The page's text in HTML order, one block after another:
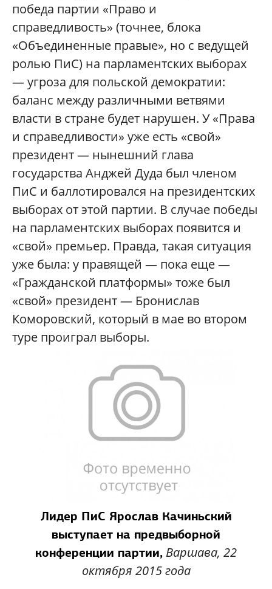
победа партии «Право и
справедливость» (точнее, блока
«Объединенные правые», но с ведущей
ролью ПиС) на парламентских выборах
— угроза для польской демократии:
баланс между различными ветвями
власти в стране будет нарушен. У «Права
и справедливости» уже есть «свой»
президент — нынешний глава
государства Анджей Дуда был членом
ПиС и баллотировался на президентских
выборах от этой партии. В случае победы
на парламентских выборах появится и
«свой» премьер. Правда, такая ситуация
уже была: у правящей — пока еще —
«Гражданской платформы» тоже был
«свой» президент — Бронислав
Коморовский, который в мае во втором
туре проиграл выборы.
Лидер ПиС Ярослав Качиньский
выступает на предвыборной
конференции партии, Варшава, 22
октября 2015 года